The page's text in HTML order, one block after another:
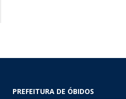
PREFEITURA DE ÓBIDOS